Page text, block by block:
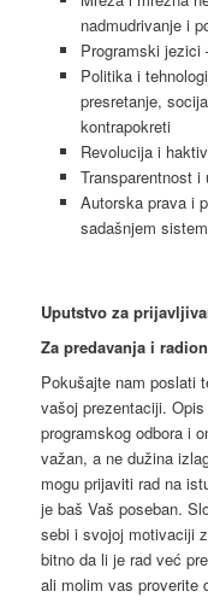
nadmudrivanje i
Programski jezici
Politika i
presretanje,
kontrapokreti
Revolucija i
Transparentnost
Autorska prava i
sadašnjem
Uputstvo za
Za predavanja i
Pokušajte nam poslati
vašoj prezentaciji.
programskog odbora i
važan, a ne dužina
mogu prijaviti rad na
je baš Vaš poseban.
sebi i svojoj motivaciji
bitno da li je rad već
ali molim vas proverite